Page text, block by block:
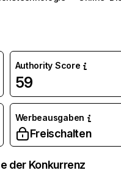
Authority Score
59
Werbeausgaben
Freischalten
der Konkurrenz